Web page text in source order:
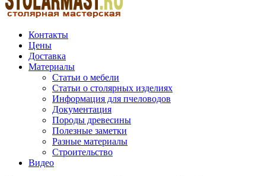
Контакты
Цены
Доставка
Материалы
Статьи о мебели
Статьи о столярных изделиях
Информация для пчеловодов
Документация
Породы древесины
Полезные заметки
Разные материалы
Строительство
Видео